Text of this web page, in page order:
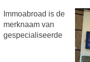
Immoabroad is de
merknaam van
gespecialiseerde